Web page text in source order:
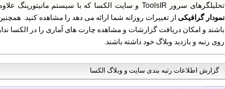
تحلیلگرهای سرور ToolsIR و سایت الکسا که با سیستم مانیتورینگ علاوه بر نمایش اطلاعات سایت شما به زبان فارسی،
نمودار گرافیکی
باشند و امکان دریافت گزارشات و مشاهده چارت های آماری را در الکسا
روی رتبه و بازدید وبلاگ خود داشته باشند.
گزارش اطلاعات رتبه بندی سایت و وبلاگ الکسا